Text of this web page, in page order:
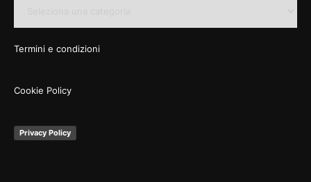
di
Termini e condizioni
Cookie Policy
Privacy Policy